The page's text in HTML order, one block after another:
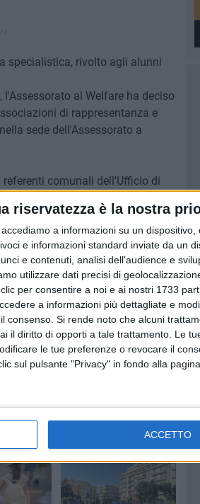
riservatezza è la nostra
a informazioni su un dispositivo,
e informazioni standard inviate da un
e contenuti, analisi dell'audience e
utilizzare dati precisi di
per consentire a noi e ai nostri 1733
a informazioni più dettagliate e
consenso. Si rende noto che alcuni
il diritto di opporti a tale trattamento. Le
le tue preferenze o revocare il
sul pulsante "Privacy" in fondo alla
ACCETTO
specialistica, rivolto agli alunni
al Welfare ha deciso
di rappresentanza e
nella sede dell'Assessorato a
referenti comunali dell'Ufficio di
7 AGOSTO 2026
Piazza Aldo Moro, SI-AVS:
«Proroga della scadenza non
cancella ritardi del Comune»